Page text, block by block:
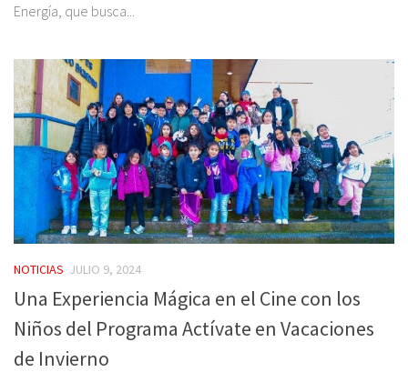
Energía, que busca...
NOTICIAS JULIO 9, 2024
Una Experiencia Mágica en el Cine con los
Niños del Programa Actívate en Vacaciones
de Invierno